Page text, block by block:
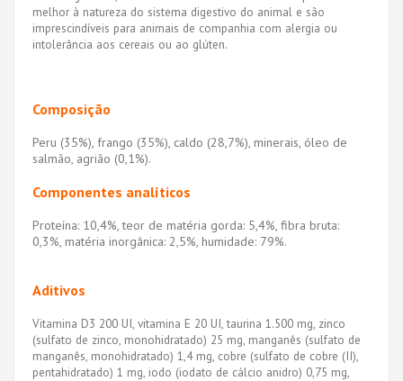
melhor à natureza do sistema digestivo do animal e são
imprescindíveis para animais de companhia com alergia ou
intolerância aos cereais ou ao glúten.
Composição
Peru (35%), frango (35%), caldo (28,7%), minerais, óleo de
salmão, agrião (0,1%).
Componentes analíticos
Proteína: 10,4%, teor de matéria gorda: 5,4%, fibra bruta:
0,3%, matéria inorgânica: 2,5%, humidade: 79%.
Aditivos
Vitamina D3 200 UI, vitamina E 20 UI, taurina 1.500 mg, zinco
(sulfato de zinco, monohidratado) 25 mg, manganês (sulfato de
manganês, monohidratado) 1,4 mg, cobre (sulfato de cobre (II),
pentahidratado) 1 mg, iodo (iodato de cálcio anidro) 0,75 mg,